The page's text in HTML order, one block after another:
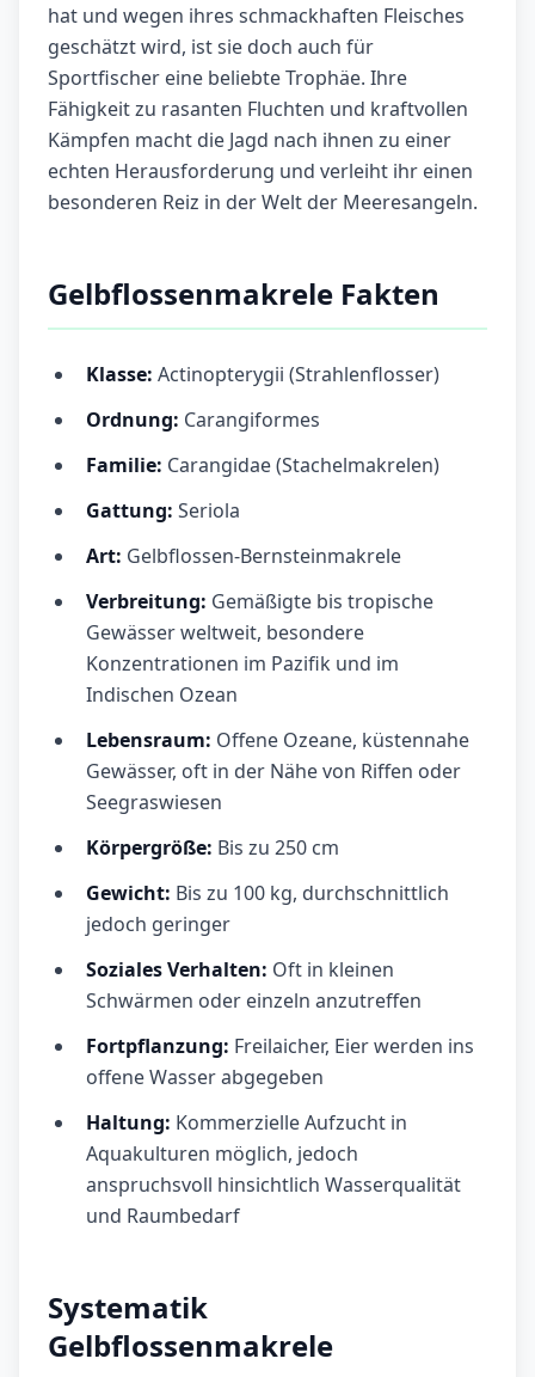
hat und wegen ihres schmackhaften Fleisches
geschätzt wird, ist sie doch auch für
Sportfischer eine beliebte Trophäe. Ihre
Fähigkeit zu rasanten Fluchten und kraftvollen
Kämpfen macht die Jagd nach ihnen zu einer
echten Herausforderung und verleiht ihr einen
besonderen Reiz in der Welt der Meeresangeln.
Gelbflossenmakrele Fakten
Klasse: Actinopterygii (Strahlenflosser)
Ordnung: Carangiformes
Familie: Carangidae (Stachelmakrelen)
Gattung: Seriola
Art: Gelbflossen-Bernsteinmakrele
Verbreitung: Gemäßigte bis tropische
Gewässer weltweit, besondere
Konzentrationen im Pazifik und im
Indischen Ozean
Lebensraum: Offene Ozeane, küstennahe
Gewässer, oft in der Nähe von Riffen oder
Seegraswiesen
Körpergröße: Bis zu 250 cm
Gewicht: Bis zu 100 kg, durchschnittlich
jedoch geringer
Soziales Verhalten: Oft in kleinen
Schwärmen oder einzeln anzutreffen
Fortpflanzung: Freilaicher, Eier werden ins
offene Wasser abgegeben
Haltung: Kommerzielle Aufzucht in
Aquakulturen möglich, jedoch
anspruchsvoll hinsichtlich Wasserqualität
und Raumbedarf
Systematik
Gelbflossenmakrele